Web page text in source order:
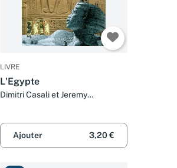
LIVRE
L'Egypte
Dimitri Casali et Jeremy
Ajouter 3,20 €